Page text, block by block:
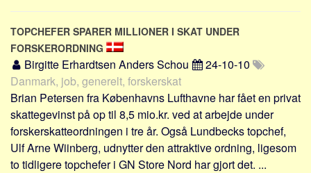
Tyrkiet
Spanien
Frankrig
Sverige
Norge
Thailand
Italien
Grækenland
TOPCHEFER SPARER MILLIONER I SKAT UNDER
FORSKERORDNING
Birgitte Erhardtsen Anders Schou
24-10-10
Danmark, job, generelt, forskerskat
Brian Petersen fra Københavns Lufthavne har fået en privat
skattegevinst på op til 8,5 mio.kr. ved at arbejde under
forskerskatteordningen i tre år. Også Lundbecks topchef,
Ulf Arne Wiinberg, udnytter den attraktive ordning, ligesom
to tidligere topchefer i GN Store Nord har gjort det. ...